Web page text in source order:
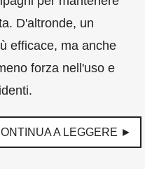
D'altronde, un
efficace, ma anche
forza nell'uso e
A LEGGERE ►